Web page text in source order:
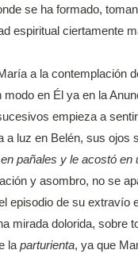
se ha formado,
espiritual ciertamente
a la contemplación
en Él ya en la
empieza a
luz en Belén, sus ojos
pañales y le acostó en
y asombro, no se
episodio de su extravío
mirada dolorida, sobre
la parturienta, ya que